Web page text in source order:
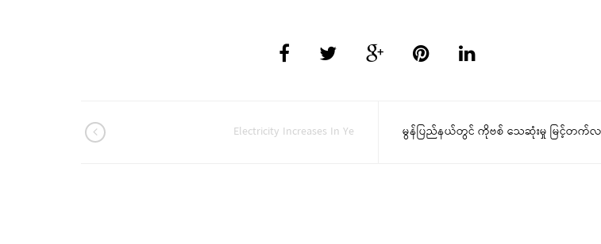
Electricity Increases In Ye မွန်ပြည်နယ်တွင် ကိုဗစ် သေဆုံးမှု မြင့်တက်